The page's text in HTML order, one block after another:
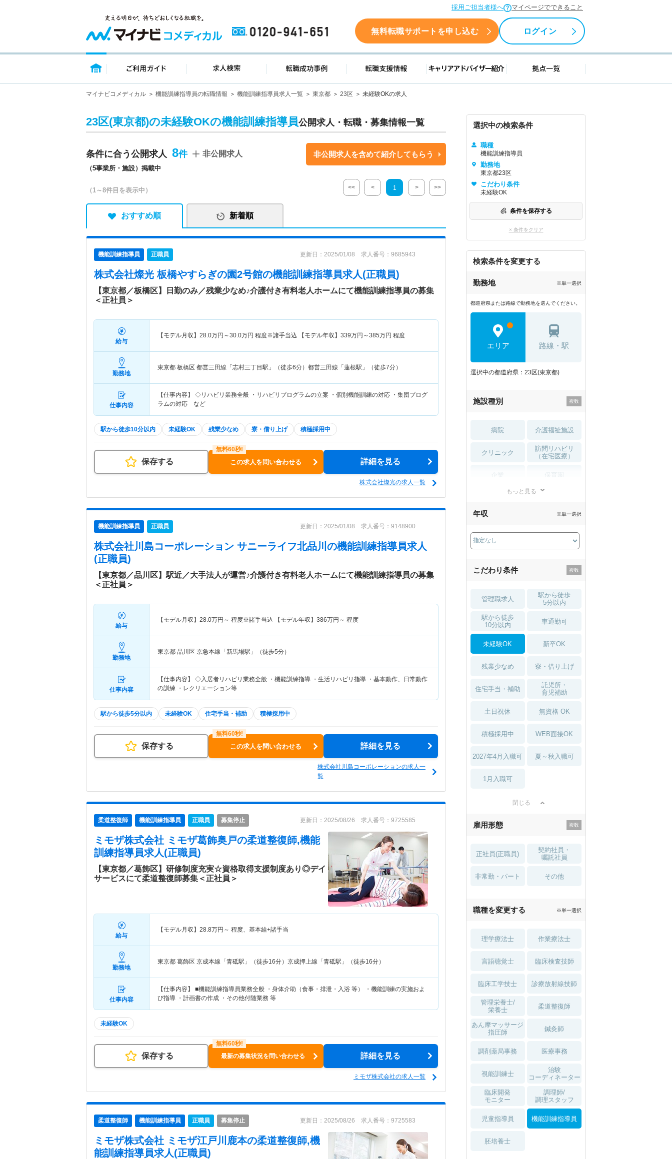
採用ご担当者様へ マイページでできること
0120-941-651 無料転職サポートを申し込む ログイン
トップページ ご利用ガイド 求人検索 転職成功事例 転職支援情報 キャリアアドバイザー紹介 拠点一覧
マイナビコメディカル 機能訓練指導員の転職情報 機能訓練指導員求人一覧 東京都 23区 未経験OKの求人
23区(東京都)の未経験OKの機能訓練指導員公開求人・転職・募集情報一覧
条件に合う公開求人 8
（5事業所・施設）掲載中
非公開求人 非公開求人を含めて紹介してもらう
（1～8件目を表示中） << < 1 > >>
おすすめ順 新着順
機能訓練指導員 正職員 更新日：2025/01/08 求人番号：9685943
株式会社燦光 板橋やすらぎの園2号館の機能訓練指導員求人(正職員)
【東京都／板橋区】日勤のみ／残業少なめ♪介護付き有料老人ホームにて機能訓練指導員の募集
＜正社員＞
給与
【モデル月収】 28.0万円～30.0万円 程度※諸手当込 【モデル年収】 339万円～385万円 程度
勤務地
東京都 板橋区 都営三田線「志村三丁目駅」（徒歩6分）都営三田線「蓮根駅」（徒歩7分）
仕事内容
【仕事内容】 ◇リハビリ業務全般 ・リハビリプログラムの立案 ・個別機能訓練の対応 ・集団プログ
ラムの対応 など
駅から徒歩10分以内 未経験OK 残業少なめ 寮・借り上げ 積極採用中
保存する この求人を問い合わせる 詳細を見る
株式会社燦光の求人一覧
機能訓練指導員 正職員 更新日：2025/01/08 求人番号：9148900
株式会社川島コーポレーション サニーライフ北品川 の機能訓練指導員求人
(正職員)
【東京都／品川区】駅近／大手法人が運営♪介護付き有料老人ホームにて機能訓練指導員の募集
＜正社員＞
給与
【モデル月収】 28.0万円～ 程度※諸手当込 【モデル年収】 386万円～ 程度
勤務地
東京都 品川区 京急本線「新馬場駅」（徒歩5分）
仕事内容
【仕事内容】 ◇入居者リハビリ業務全般 ・機能訓練指導 ・生活リハビリ指導 ・基本動作、日常動作
の訓練 ・レクリエーション等
駅から徒歩5分以内 未経験OK 住宅手当・補助 積極採用中
保存する この求人を問い合わせる 詳細を見る
株式会社川島コーポレーションの求人一
覧
柔道整復師 機能訓練指導員 正職員 募集停止 更新日：2025/08/26 求人番号：9725585
ミモザ株式会社 ミモザ葛飾奥戸の柔道整復師,機能
訓練指導員求人(正職員)
【東京都／葛飾区】研修制度充実☆資格取得支援制度あり◎デイ
サービスにて柔道整復師募集＜正社員＞
給与
【モデル月収】 28.8万円～ 程度、基本給+諸手当
勤務地
東京都 葛飾区 京成本線「青砥駅」（徒歩16分）京成押上線「青砥駅」（徒歩16分）
仕事内容
【仕事内容】 ■機能訓練指導員業務全般 ・身体介助（食事・排泄・入浴 等） ・機能訓練の実施およ
び指導 ・計画書の作成 ・その他付随業務 等
未経験OK
保存する 最新の募集状況を問い合わせる 詳細を見る
ミモザ株式会社の求人一覧
柔道整復師 機能訓練指導員 正職員 募集停止 更新日：2025/08/26 求人番号：9725583
ミモザ株式会社 ミモザ江戸川鹿本の柔道整復師,機
能訓練指導員求人(正職員)
選択中の検索条件
職種
機能訓練指導員
勤務地
東京都23区
こだわり条件
未経験OK
条件を保存する
× 条件をクリア
検索条件を変更する
勤務地 ※単一選択
都道府県または路線で勤務地を選んでください。
エリア 路線・駅
選択中の都道府県：23区(東京都)
施設種別
病院 介護福祉施設
クリニック
訪問リハビリ
（在宅医療）
薬局・
もっと見る
年収 ※単一選択
こだわり条件
管理職求人
駅から徒歩
5分以内
駅から徒歩
10分以内
車通勤可
未経験OK 新卒OK
残業少なめ 寮・借り上げ
住宅手当・補助
託児所・
育児補助
土日祝休 無資格 OK
積極採用中 WEB面接OK
2027年4月入職可 夏～秋入職可
1月入職可
閉じる
雇用形態
正社員(正職員)
契約社員・
嘱託社員
非常勤・パート その他
職種を変更する ※単一選択
理学療法士 作業療法士
言語聴覚士 臨床検査技師
臨床工学技士 診療放射線技師
管理栄養士/
栄養士
柔道整復師
あん摩マッサージ
指圧師
鍼灸師
調剤薬局事務 医療事務
視能訓練士
治験
コーディネーター
臨床開発
モニター
調理師/
調理スタッフ
児童指導員 機能訓練指導員
胚培養士